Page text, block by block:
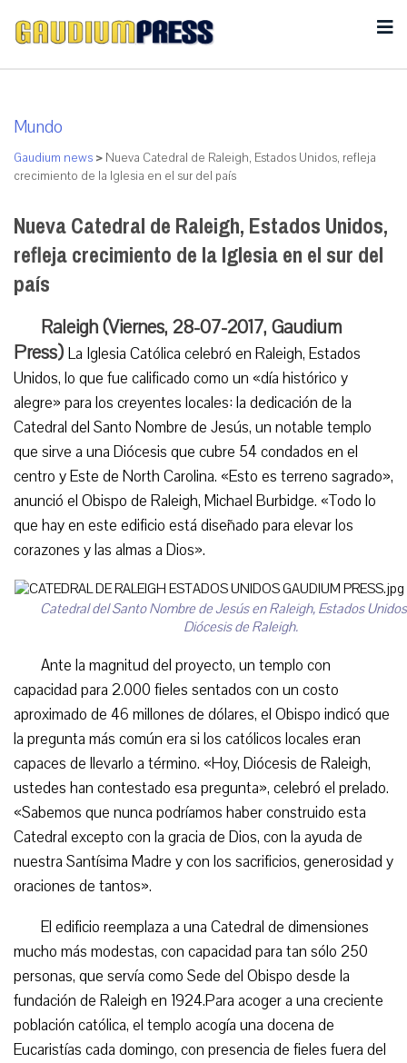
Mundo
Gaudium news > Nueva Catedral de Raleigh, Estados Unidos, refleja
crecimiento de la Iglesia en el sur del país
Nueva Catedral de Raleigh, Estados Unidos,
refleja crecimiento de la Iglesia en el sur del
país
Raleigh (Viernes, 28-07-2017, Gaudium
Press) La Iglesia Católica celebró en Raleigh, Estados
Unidos, lo que fue calificado como un «día histórico y
alegre» para los creyentes locales: la dedicación de la
Catedral del Santo Nombre de Jesús, un notable templo
que sirve a una Diócesis que cubre 54 condados en el
centro y Este de North Carolina. «Esto es terreno sagrado»,
anunció el Obispo de Raleigh, Michael Burbidge. «Todo lo
que hay en este edificio está diseñado para elevar los
corazones y las almas a Dios».
Catedral del Santo Nombre de Jesús en Raleigh, Estados
Diócesis de Raleigh.
Ante la magnitud del proyecto, un templo con
capacidad para 2.000 fieles sentados con un costo
aproximado de 46 millones de dólares, el Obispo indicó que
la pregunta más común era si los católicos locales eran
capaces de llevarlo a término. «Hoy, Diócesis de Raleigh,
ustedes han contestado esa pregunta», celebró el prelado.
«Sabemos que nunca podríamos haber construido esta
Catedral excepto con la gracia de Dios, con la ayuda de
nuestra Santísima Madre y con los sacrificios, generosidad y
oraciones de tantos».
El edificio reemplaza a una Catedral de dimensiones
mucho más modestas, con capacidad para tan sólo 250
personas, que servía como Sede del Obispo desde la
fundación de Raleigh en 1924.Para acoger a una creciente
población católica, el templo acogía una docena de
Eucaristías cada domingo, con presencia de fieles fuera del